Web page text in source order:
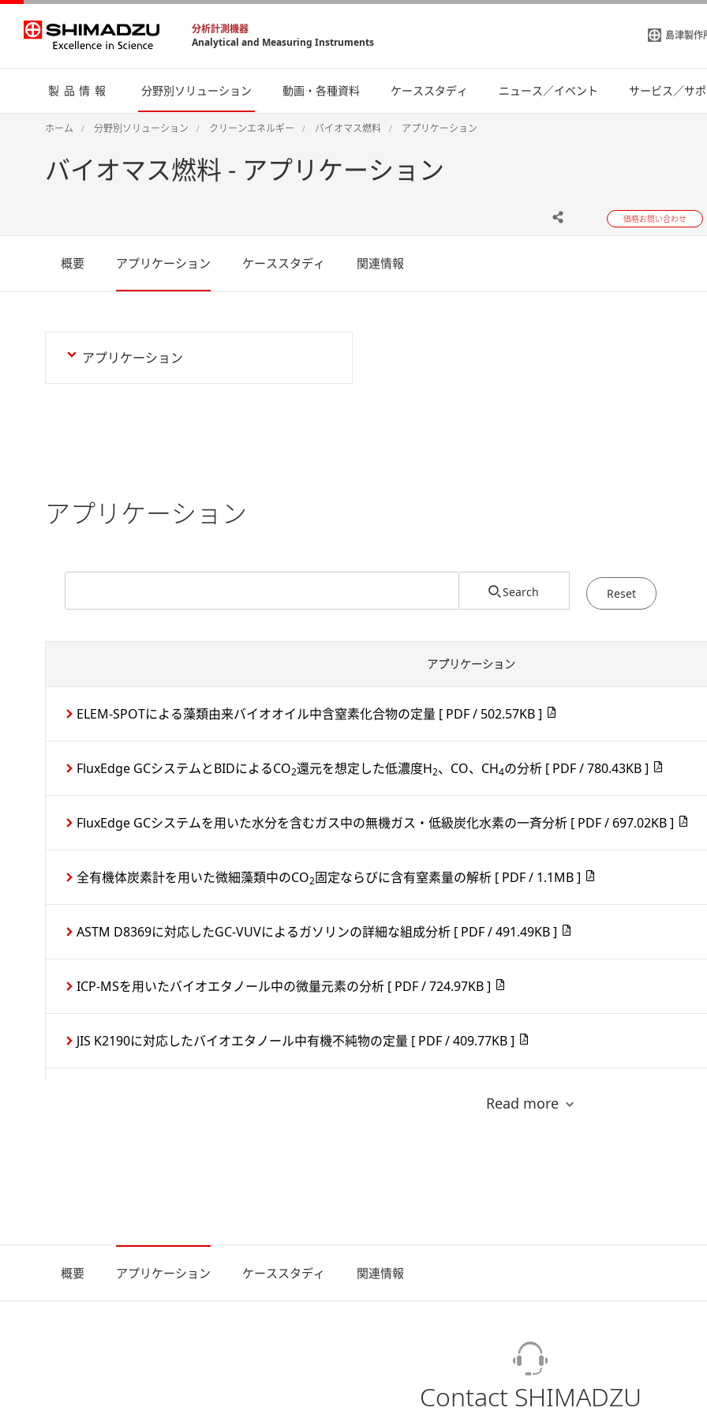
分析計測機器
Analytical and Measuring Instruments
島津製作
製品情報 分野別ソリューション 動画・各種資料 ケーススタディ ニュース／イベント サービス／サ
ホーム 分野別ソリューション クリーンエネルギー バイオマス燃料 アプリケーション
バイオマス燃料 - アプリケーション
価格お問い合わせ
概要 アプリケーション ケーススタディ 関連情報
アプリケーション
アプリケーション
Search Reset
アプリケーション
ELEM-SPOTによる藻類由来バイオオイル中含窒素化合物の定量 [ PDF / 502.57KB ]
FluxEdge GCシステムとBIDによるCO2還元を想定した低濃度H2、CO、CH4の分析 [ PDF / 780.43KB ]
FluxEdge GCシステムを用いた水分を含むガス中の無機ガス・低級炭化水素の一斉分析 [ PDF / 697.02KB ]
全有機体炭素計を用いた微細藻類中のCO2固定ならびに含有窒素量の解析 [ PDF / 1.1MB ]
ASTM D8369に対応したGC-VUVによるガソリンの詳細な組成分析 [ PDF / 491.49KB ]
ICP-MSを用いたバイオエタノール中の微量元素の分析 [ PDF / 724.97KB ]
JIS K2190に対応したバイオエタノール中有機不純物の定量 [ PDF / 409.77KB ]
[ PDF / 593.94KB ]
[ PDF / 490.45KB ]
Read more
概要 アプリケーション ケーススタディ 関連情報
Contact SHIMADZU